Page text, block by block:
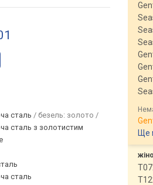
сталь / безель: золото /
сталь з золотистим
сталь
Ще